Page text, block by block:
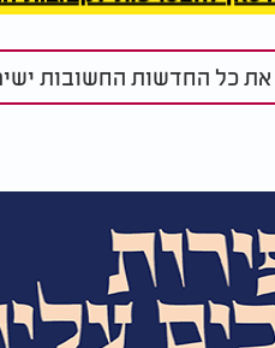
את כל החדשות החשובות